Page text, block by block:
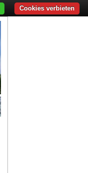
Cookies verbieten